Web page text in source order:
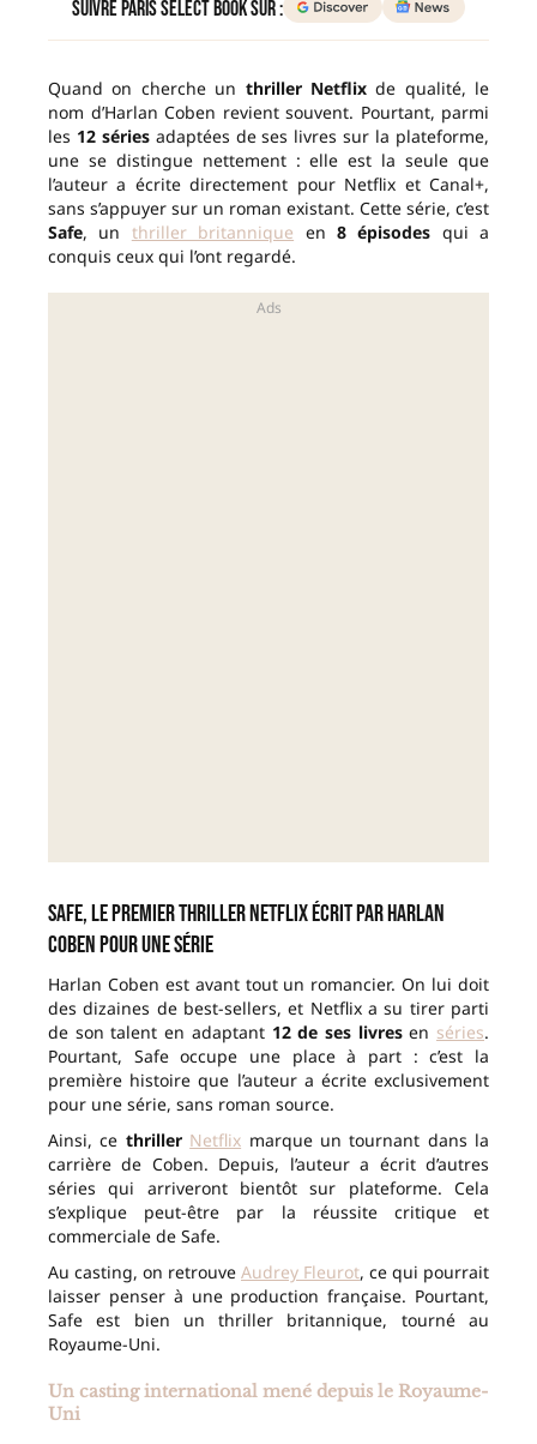
Suivre Paris Select Book sur :
Quand on cherche un thriller Netflixde qualité, le
nom d’Harlan Coben revient souvent. Pourtant, parmi
les 12 sériesadaptées de ses livres sur la plateforme,
une se distingue nettement : elle est la seule que
l’auteur a écrite directement pour Netflix et Canal+,
sans s’appuyer sur un roman existant. Cette série, c’est
Safe, un thriller britannique en 8 épisodes qui a
conquis ceux qui l’ont regardé.
Safe, le premier thriller Netflix écrit par Harlan
Coben pour une série
Harlan Coben est avant tout un romancier. On lui doit
des dizaines de best-sellers, et Netflix a su tirer parti
de son talent en adaptant 12 de ses livresen séries.
Pourtant, Safe occupe une place à part : c’est la
première histoire que l’auteur a écrite exclusivement
pour une série, sans roman source.
Ainsi, ce thriller Netflix marque un tournant dans la
carrière de Coben. Depuis, l’auteur a écrit d’autres
séries qui arriveront bientôt sur plateforme. Cela
s’explique peut-être par la réussite critique et
commerciale de Safe.
Au casting, on retrouve Audrey Fleurot, ce qui pourrait
laisser penser à une production française. Pourtant,
Safe est bien un thriller britannique, tourné au
Royaume-Uni.
Un casting international mené depuis le Royaume-
Uni